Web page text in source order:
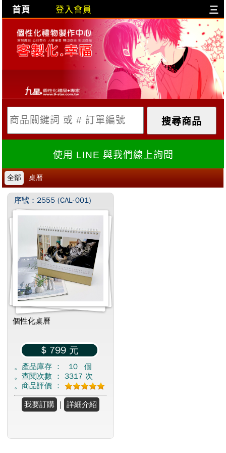
首頁 登入會員 三
購物車內容:
目前購物車是空的!
X
使用 LINE 與我們線上詢問